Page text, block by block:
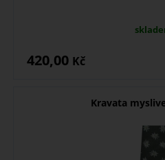
420,00 Kč
Kravata